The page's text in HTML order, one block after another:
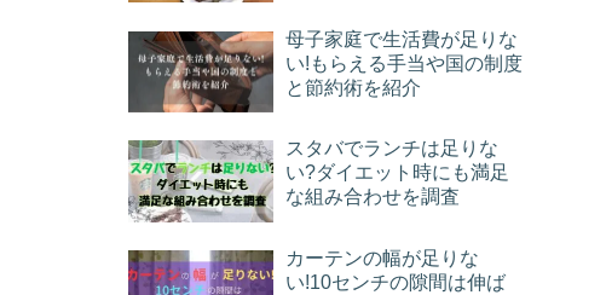
母子家庭で生活費が足りな
い!もらえる手当や国の制度
と節約術を紹介
スタバでランチは足りな
い?ダイエット時にも満足
な組み合わせを調査
カーテンの幅が足りな
い!10センチの隙間は伸ば